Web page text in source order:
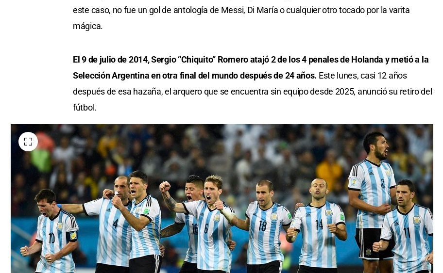
este caso, no fue un gol de antología de Messi, Di María o cualquier otro tocado por la varita
mágica.
El 9 de julio de 2014, Sergio “Chiquito” Romero atajó 2 de los 4 penales de Holanda y metió a la
Selección Argentina en otra final del mundo después de 24 años. Este lunes, casi 12 años
después de esa hazaña, el arquero que se encuentra sin equipo desde 2025, anunció su retiro del
fútbol.